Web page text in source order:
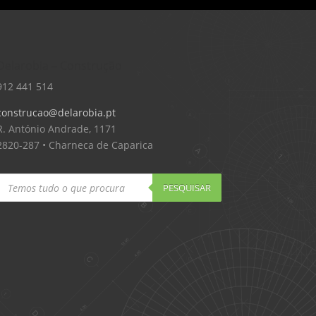
441 514
António Andrade, 1171
287 • Charneca de Caparica
search PESQUISAR